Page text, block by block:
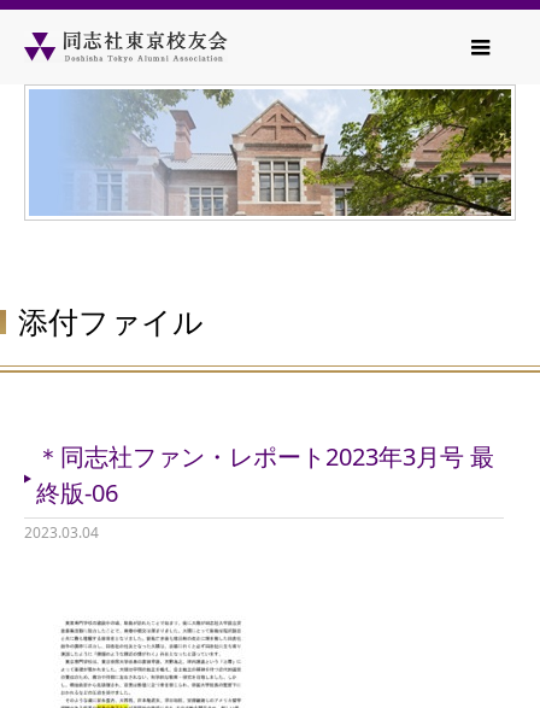
添付ファイル
＊同志社ファン・レポート2023年3月号 最
終版-06
2023.03.04